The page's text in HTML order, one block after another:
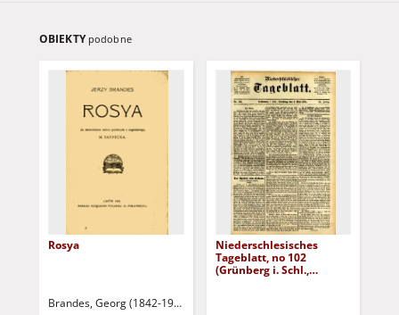
OBIEKTY podobne
Rosya
Brandes, Georg (1842-1927)
Niederschlesisches
Tageblatt, no 102
(Grünberg i. Schl.,